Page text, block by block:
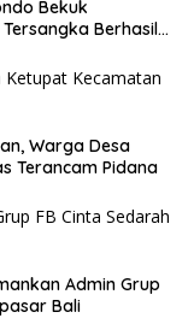
Bekuk
Berhasil
Warga Desa
Terancam Pidana
Admin Grup
Bali